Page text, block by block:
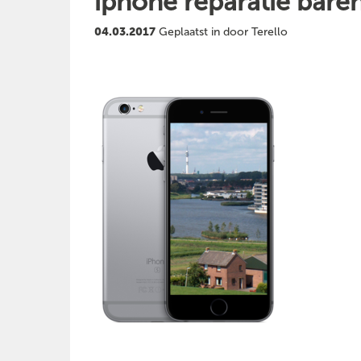
04.03.2017 Geplaatst in door Terello